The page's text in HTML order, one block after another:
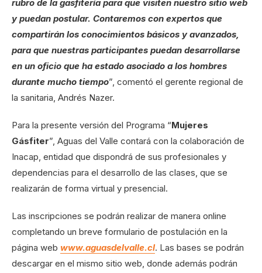
rubro de la gasfitería para que visiten nuestro sitio web
y puedan postular. Contaremos con expertos que
compartirán los conocimientos básicos y avanzados,
para que nuestras participantes puedan desarrollarse
en un oficio que ha estado asociado a los hombres
durante mucho tiempo”, comentó el gerente regional de
la sanitaria, Andrés Nazer.
Para la presente versión del Programa “Mujeres
Gásfiter”, Aguas del Valle contará con la colaboración de
Inacap, entidad que dispondrá de sus profesionales y
dependencias para el desarrollo de las clases, que se
realizarán de forma virtual y presencial.
Las inscripciones se podrán realizar de manera online
completando un breve formulario de postulación en la
página web www.aguasdelvalle.cl. Las bases se podrán
descargar en el mismo sitio web, donde además podrán